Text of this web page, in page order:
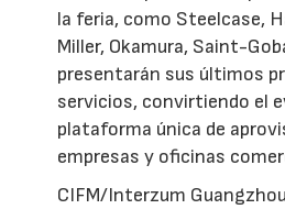
la feria, como Steelcase,
Miller, Okamura, Saint-
presentarán sus últimos
servicios, convirtiendo el
plataforma única de
empresas y oficinas
CIFM/Interzum Guangzhou